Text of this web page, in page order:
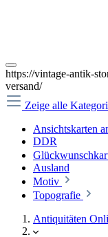
https://vintage-antik-
versand/
Zeige alle
Ansichtskarten
DDR
Ausland
Motiv
Topografie
Antiquitäten